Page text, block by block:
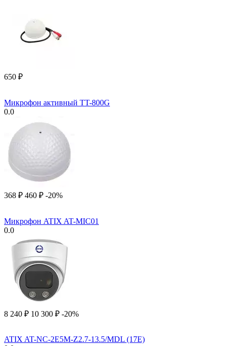
‍650‍ ₽
Микрофон активный TT-800G
0.0
‍368‍ ₽ ‍460‍ ₽ -20%
Микрофон ATIX AT-MIC01
0.0
8 240 ₽ 10 300 ₽ -20%
ATIX AT-NC-2E5M-Z2.7-13.5/MDL (17E)